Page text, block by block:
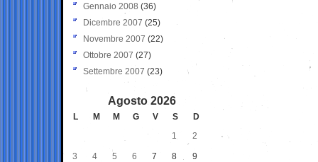
Gennaio 2008 (36)
Dicembre 2007 (25)
Novembre 2007 (22)
Ottobre 2007 (27)
Settembre 2007 (23)
Agosto 2026
L M M G V S
D
1
2
3 4 5 6 7 8 9